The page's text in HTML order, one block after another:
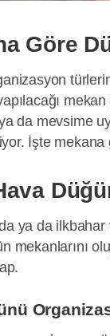
Göre
da mevsime
İşte
ya da ilkbahar
mekanlarını